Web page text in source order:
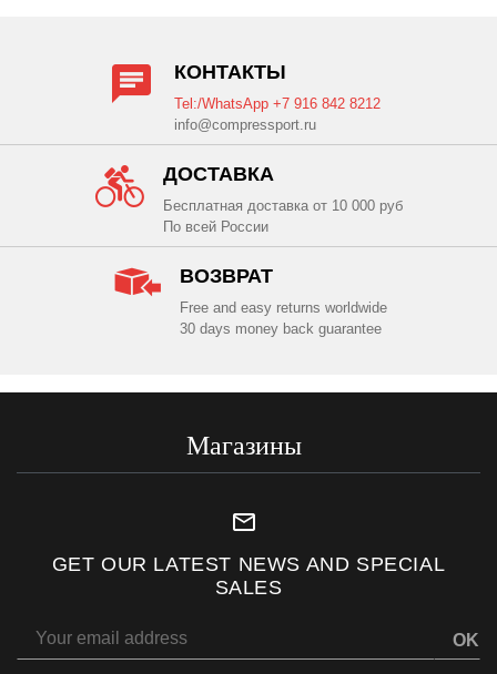
КОНТАКТЫ
Tel:/WhatsApp +7 916 842 8212
info@compressport.ru
ДОСТАВКА
Бесплатная доставка от 10 000 руб
По всей России
ВОЗВРАТ
Free and easy returns worldwide
30 days money back guarantee
Магазины
mail_outline
GET OUR LATEST NEWS AND SPECIAL
SALES
OK